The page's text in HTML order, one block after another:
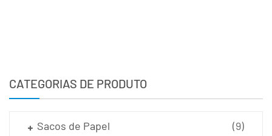
CATEGORIAS DE PRODUTO
Sacos de Papel (9)